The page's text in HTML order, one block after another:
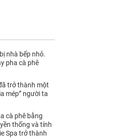
nhà bếp nhỏ.
pha cà phê
trở thành một
mép” người ta
cà phê bằng
thống và tính
Spa trở thành